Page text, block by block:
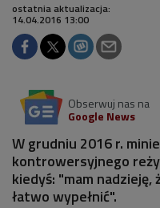
ostatnia aktualizacja:
14.04.2016 13:00
Obserwuj nas na
Google News
W grudniu 2016 r.
kontrowersyjnego
kiedyś: "mam
łatwo wypełnić".